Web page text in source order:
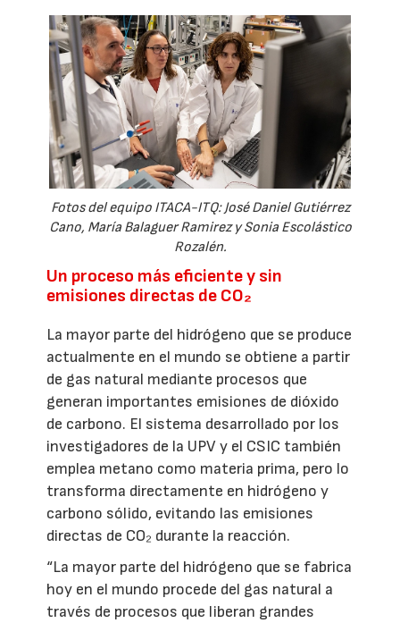
Fotos del equipo ITACA-ITQ: José Daniel Gutiérrez
Cano, María Balaguer Ramirez y Sonia Escolástico
Rozalén.
Un proceso más eficiente y sin
emisiones directas de CO₂
La mayor parte del hidrógeno que se produce
actualmente en el mundo se obtiene a partir
de gas natural mediante procesos que
generan importantes emisiones de dióxido
de carbono. El sistema desarrollado por los
investigadores de la UPV y el CSIC también
emplea metano como materia prima, pero lo
transforma directamente en hidrógeno y
carbono sólido, evitando las emisiones
directas de CO₂ durante la reacción.
“La mayor parte del hidrógeno que se fabrica
hoy en el mundo procede del gas natural a
través de procesos que liberan grandes